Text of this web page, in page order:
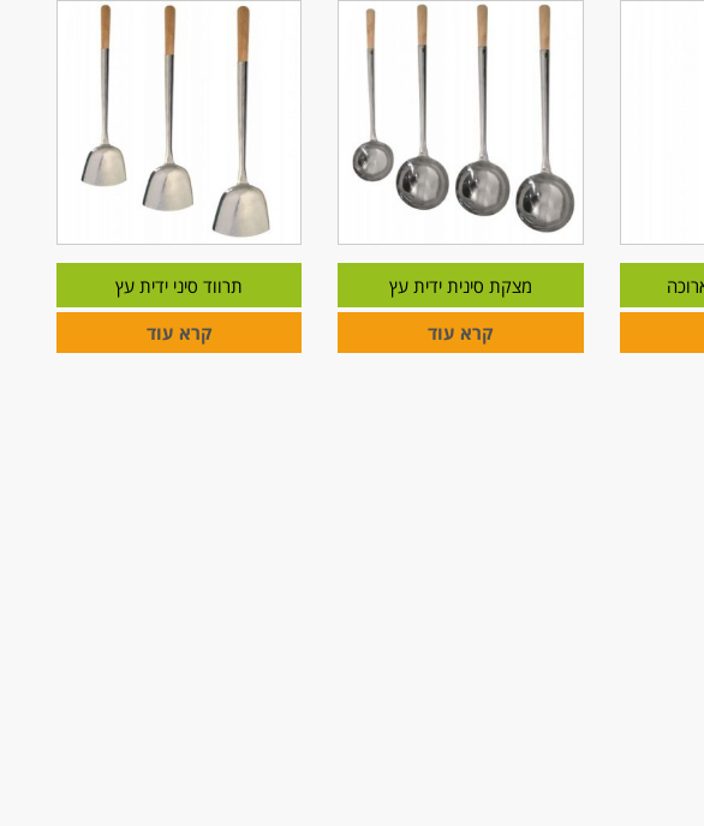
מצקת סינית ידית עץ
קרא עוד
תרווד סיני ידית עץ
קרא עוד